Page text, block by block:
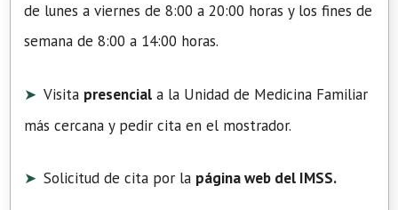
de lunes a viernes de 8:00 a 20:00 horas y los fines de
semana de 8:00 a 14:00 horas.
Visita presencial a la Unidad de Medicina Familiar
más cercana y pedir cita en el mostrador.
Solicitud de cita por la página web del IMSS.